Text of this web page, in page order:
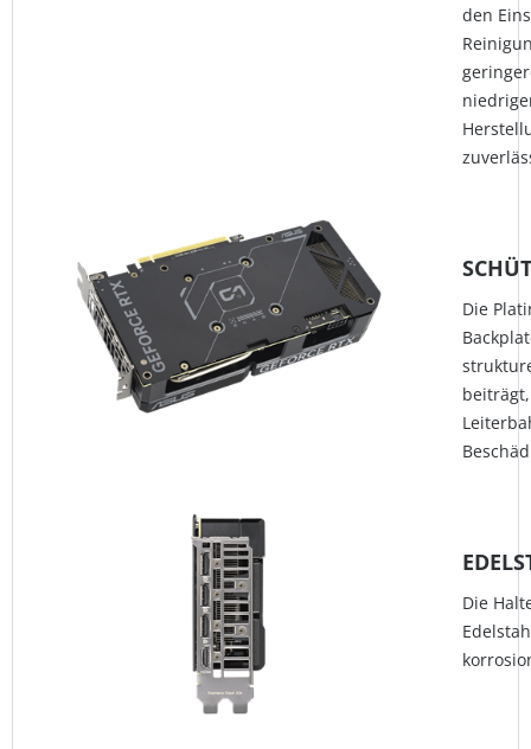
den
Die
Die